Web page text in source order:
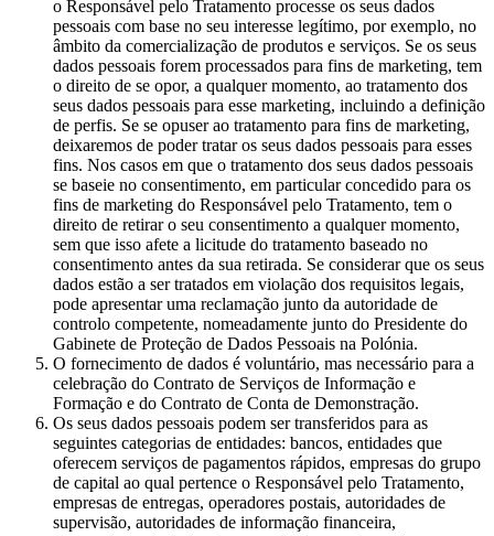
o Responsável pelo Tratamento processe os seus dados
pessoais com base no seu interesse legítimo, por exemplo, no
âmbito da comercialização de produtos e serviços. Se os seus
dados pessoais forem processados para fins de marketing, tem
o direito de se opor, a qualquer momento, ao tratamento dos
seus dados pessoais para esse marketing, incluindo a definição
de perfis. Se se opuser ao tratamento para fins de marketing,
deixaremos de poder tratar os seus dados pessoais para esses
fins. Nos casos em que o tratamento dos seus dados pessoais
se baseie no consentimento, em particular concedido para os
fins de marketing do Responsável pelo Tratamento, tem o
direito de retirar o seu consentimento a qualquer momento,
sem que isso afete a licitude do tratamento baseado no
consentimento antes da sua retirada. Se considerar que os seus
dados estão a ser tratados em violação dos requisitos legais,
pode apresentar uma reclamação junto da autoridade de
controlo competente, nomeadamente junto do Presidente do
Gabinete de Proteção de Dados Pessoais na Polónia.
O fornecimento de dados é voluntário, mas necessário para a
celebração do Contrato de Serviços de Informação e
Formação e do Contrato de Conta de Demonstração.
Os seus dados pessoais podem ser transferidos para as
seguintes categorias de entidades: bancos, entidades que
oferecem serviços de pagamentos rápidos, empresas do grupo
de capital ao qual pertence o Responsável pelo Tratamento,
empresas de entregas, operadores postais, autoridades de
supervisão, autoridades de informação financeira,